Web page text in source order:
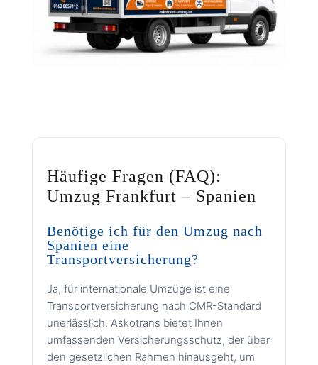
Häufige Fragen (FAQ):
Umzug Frankfurt – Spanien
Benötige ich für den Umzug nach
Spanien eine
Transportversicherung?
Ja, für internationale Umzüge ist eine
Transportversicherung nach CMR-Standard
unerlässlich. Askotrans bietet Ihnen
umfassenden Versicherungsschutz, der über
den gesetzlichen Rahmen hinausgeht, um